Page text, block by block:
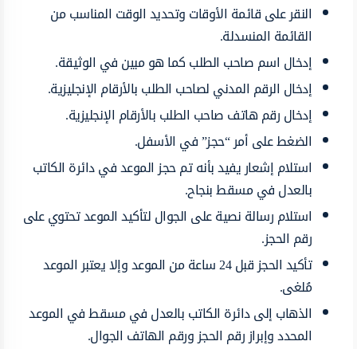
النقر على قائمة الأوقات وتحديد الوقت المناسب من
القائمة المنسدلة.
إدخال اسم صاحب الطلب كما هو مبين في الوثيقة.
إدخال الرقم المدني لصاحب الطلب بالأرقام الإنجليزية.
إدخال رقم هاتف صاحب الطلب بالأرقام الإنجليزية.
الضغط على أمر “حجز” في الأسفل.
استلام إشعار يفيد بأنه تم حجز الموعد في دائرة الكاتب
بالعدل في مسقط بنجاح.
استلام رسالة نصية على الجوال لتأكيد الموعد تحتوي على
رقم الحجز.
تأكيد الحجز قبل 24 ساعة من الموعد وإلا يعتبر الموعد
مُلغى.
الذهاب إلى دائرة الكاتب بالعدل في مسقط في الموعد
المحدد وإبراز رقم الحجز ورقم الهاتف الجوال.